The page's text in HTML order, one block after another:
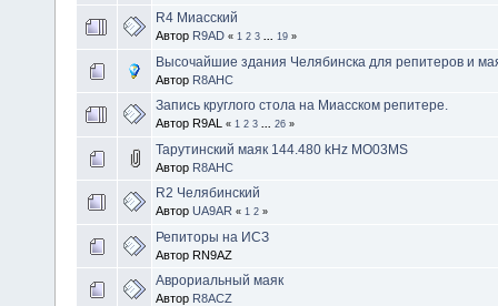
R4 Миасский
Автор R9AD « 1 2 3 19 »
Высочайшие здания Челябинска для репитеров и
Автор R8AHC
Запись круглого стола на Миасском репитере.
Автор R9AL « 1 2 3 26 »
Тарутинский маяк 144.480 kHz MO03MS
Автор R8AHC
R2 Челябинский
Автор UA9AR « 1 2 »
Репиторы на ИСЗ
Автор RN9AZ
Аврориальный маяк
Автор R8ACZ